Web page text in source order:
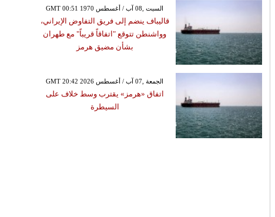
GMT 00:51 1970 السبت ,08 آب / أغسطس
قاليباف ينضم إلى فريق التفاوض الإيراني،
وواشنطن تتوقع "اتفاقاً قريباً" مع طهران
بشأن مضيق هرمز
GMT 20:42 2026 الجمعة ,07 آب / أغسطس
اتفاق «هرمز» يقترب وسط خلاف على
السيطرة